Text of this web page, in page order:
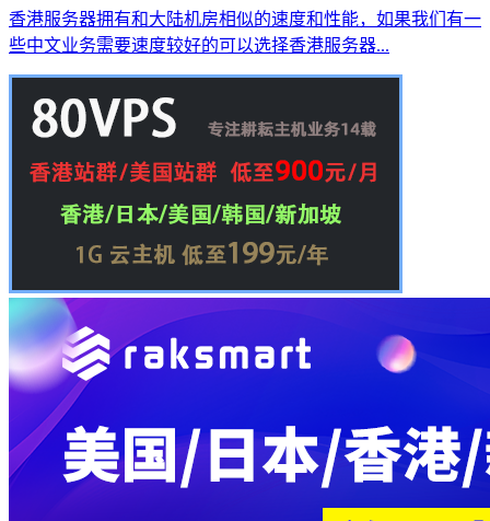
香港服务器拥有和大陆机房相似的速度和性能，如果我们有一
些中文业务需要速度较好的可以选择香港服务器...